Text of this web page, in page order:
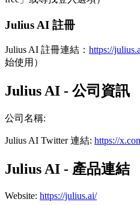
Julius AI 註冊
Julius AI 註冊連結： https://
始使用）
Julius AI - 公司資訊
公司名稱:
Julius AI Twitter 連結: https://
Julius AI - 產品連結
Website: https://julius.ai/